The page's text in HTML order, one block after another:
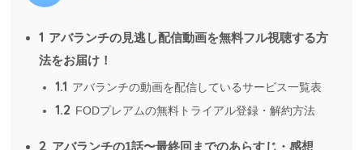
1 アバランチの見逃し配信動画を無料フル視聴する方
法をお届け！
1.1 アバランチの動画を配信しているサービス一覧表
1.2 FODプレアムの無料トライアル登録・解約方法
2 アバランチの1話〜最終回までのあらすじ・感想